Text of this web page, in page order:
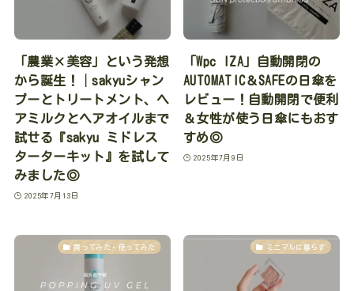
「農業×美容」という発想
から誕生！│sakyuシャン
プーとトリートメント、ヘ
アミルクとヘアオイルまで
試せる『sakyu ミドレス
ターターキット』を試して
みました◎
2025年7月13日
「Wpc IZA」自動開閉の
AUTOMATIC＆SAFEの日傘を
レビュー！自動開閉で便利
＆女性が使う日傘にもおす
すめ◎
2025年7月9日
買ってみた・使ってみた ミニマルに暮らす